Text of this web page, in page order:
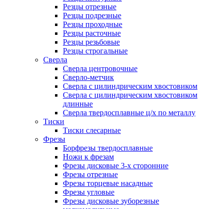
Резцы отрезные
Резцы подрезные
Резцы проходные
Резцы расточные
Резцы резьбовые
Резцы строгальные
Сверла
Сверла центровочные
Сверло-метчик
Сверла с цилиндрическим хвостовиком
Сверла с цилиндрическим хвостовиком
длинные
Сверла твердосплавные ц/х по металлу
Тиски
Тиски слесарные
Фрезы
Борфрезы твердосплавные
Ножи к фрезам
Фрезы дисковые 3-х сторонние
Фрезы отрезные
Фрезы торцевые насадные
Фрезы угловые
Фрезы дисковые зуборезные